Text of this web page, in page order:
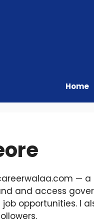
Home
—
and access
opportunities. I